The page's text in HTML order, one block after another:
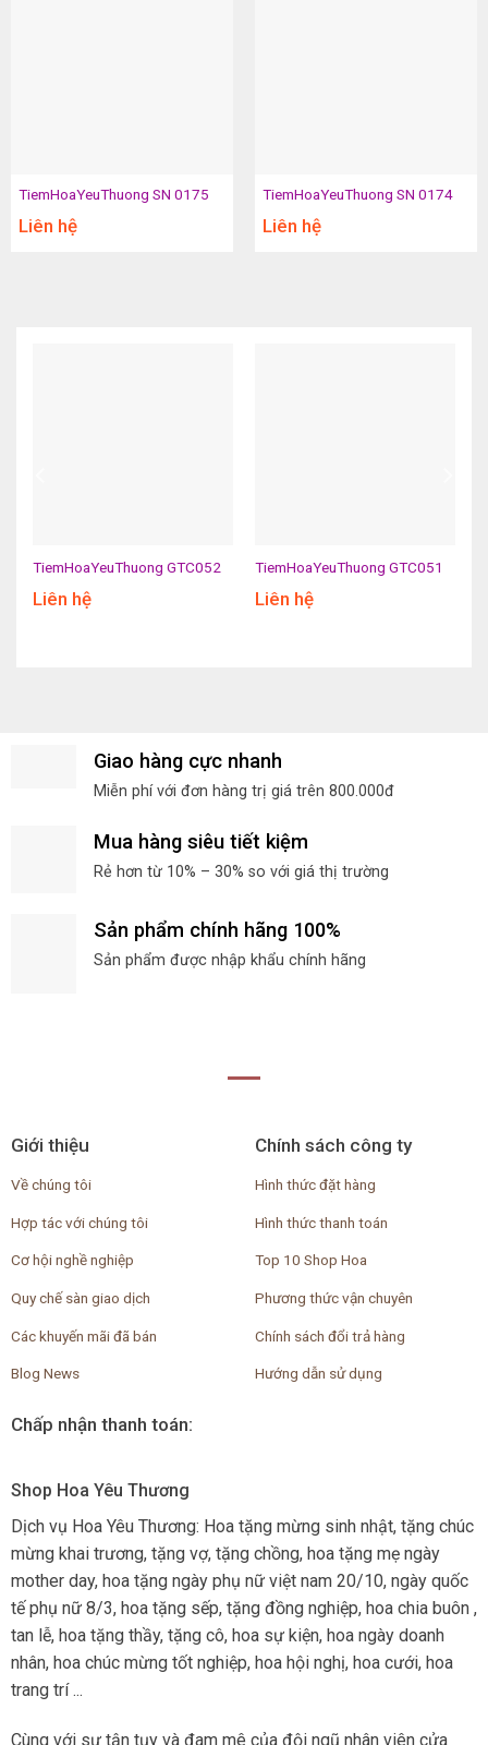
TiemHoaYeuThuong SN 0175
Liên hệ
TiemHoaYeuThuong SN 0174
Liên hệ
TiemHoaYeuThuong GTC052
Liên hệ
TiemHoaYeuThuong GTC051
Liên hệ
Giao hàng cực nhanh
Miễn phí với đơn hàng trị giá trên 800.000đ
Mua hàng siêu tiết kiệm
Rẻ hơn từ 10% – 30% so với giá thị trường
Sản phẩm chính hãng 100%
Sản phẩm được nhập khẩu chính hãng
Giới thiệu
Về chúng tôi
Hợp tác với chúng tôi
Cơ hội nghề nghiệp
Quy chế sàn giao dịch
Các khuyến mãi đã bán
Blog News
Chính sách công ty
Hình thức đặt hàng
Hình thức thanh toán
Top 10 Shop Hoa
Phương thức vận chuyên
Chính sách đổi trả hàng
Hướng dẫn sử dụng
Chấp nhận thanh toán:
Shop Hoa Yêu Thương
Dịch vụ Hoa Yêu Thương: Hoa tặng mừng sinh nhật, tặng chúc
mừng khai trương, tặng vợ, tặng chồng, hoa tặng mẹ ngày
mother day, hoa tặng ngày phụ nữ việt nam 20/10, ngày quốc
tế phụ nữ 8/3, hoa tặng sếp, tặng đồng nghiệp, hoa chia buôn ,
tan lễ, hoa tặng thầy, tặng cô, hoa sự kiện, hoa ngày doanh
nhân, hoa chúc mừng tốt nghiệp, hoa hội nghị, hoa cưới, hoa
trang trí ...
Cùng với sự tận tụy và đam mê của đội ngũ nhân viên cửa